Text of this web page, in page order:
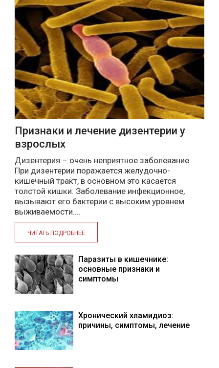
Признаки и лечение дизентерии у
взрослых
Дизентерия – очень неприятное заболевание.
При дизентерии поражается желудочно-
кишечный тракт, в основном это касается
толстой кишки. Заболевание инфекционное,
вызывают его бактерии с высоким уровнем
выживаемости.…
ЧИТАТЬ ПОДРОБНЕЕ
Паразиты в кишечнике:
основные признаки и
симптомы
Хронический хламидиоз:
причины, симптомы, лечение